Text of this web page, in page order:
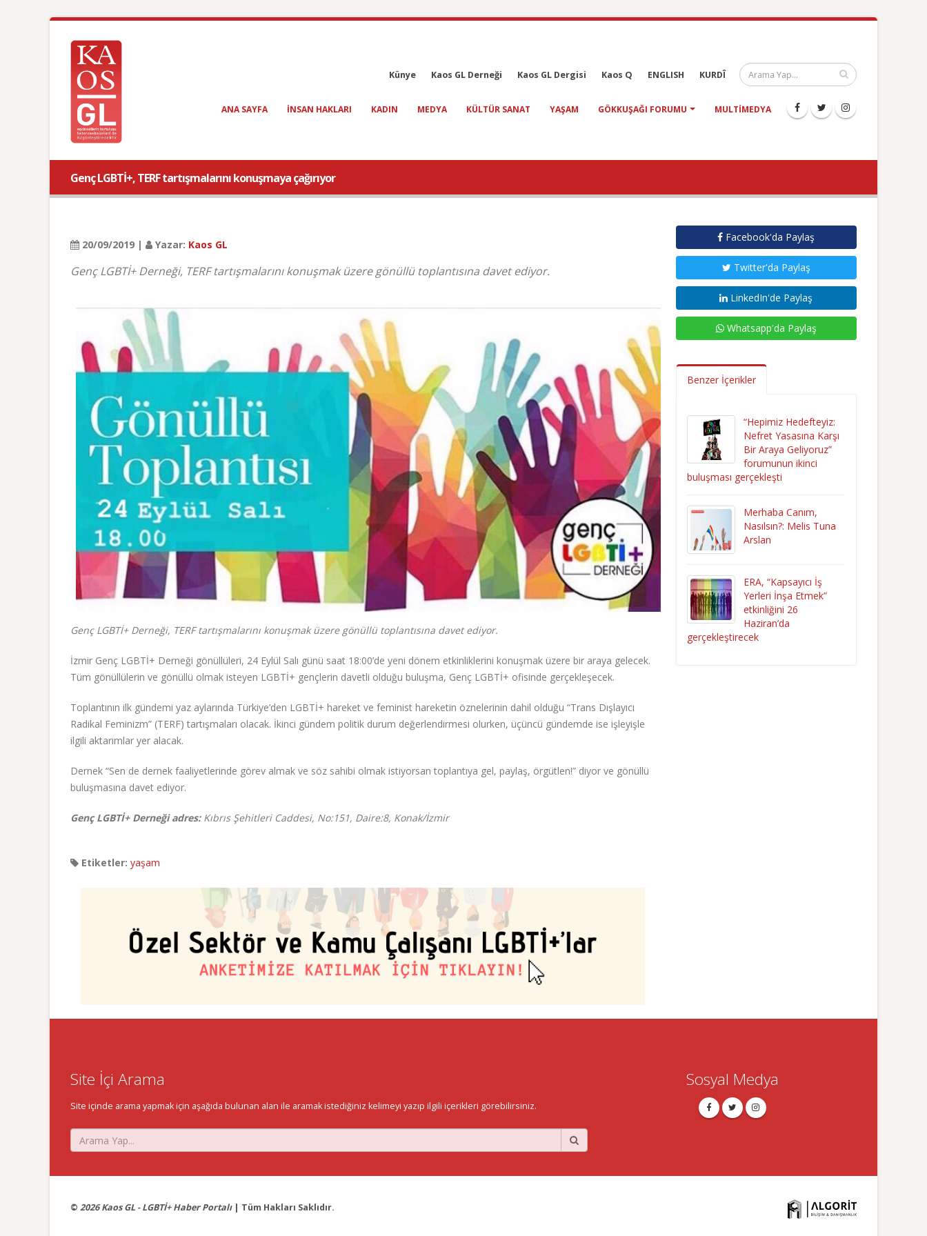
Künye Kaos GL Derneği Kaos GL Dergisi Kaos Q ENGLISH KURDÎ
ANA SAYFA INSAN HAKLARI KADIN MEDYA KÜLTÜR SANAT YAŞAM GÖKKUŞAĞI FORUMU MULTIMEDYA
Genç LGBTİ+, TERF tartışmalarını konuşmaya çağırıyor
20/09/2019 | Yazar: Kaos GL
Genç LGBTİ+ Derneği, TERF tartışmalarını konuşmak üzere gönüllü toplantısına davet ediyor.
Genç LGBTİ+ Derneği, TERF tartışmalarını konuşmak üzere gönüllü toplantısına davet ediyor.
İzmir Genç LGBTİ+ Derneği gönüllüleri, 24 Eylül Salı günü saat 18:00’de yeni dönem etkinliklerini konuşmak üzere bir araya gelecek.
Tüm gönüllülerin ve gönüllü olmak isteyen LGBTİ+ gençlerin davetli olduğu buluşma, Genç LGBTİ+ ofisinde gerçekleşecek.
Toplantının ilk gündemi yaz aylarında Türkiye’den LGBTİ+ hareket ve feminist hareketin öznelerinin dahil olduğu “Trans Dışlayıcı
Radikal Feminizm” (TERF) tartışmaları olacak. İkinci gündem politik durum değerlendirmesi olurken, üçüncü gündemde ise işleyişle
ilgili aktarımlar yer alacak.
Dernek “Sen de dernek faaliyetlerinde görev almak ve söz sahibi olmak istiyorsan toplantıya gel, paylaş, örgütlen!” diyor ve gönüllü
buluşmasına davet ediyor.
Genç LGBTİ+ Derneği adres:Kıbrıs Şehitleri Caddesi, No:151, Daire:8, Konak/İzmir
Etiketler: yaşam
Facebook'da Paylaş
Twitter'da Paylaş
LinkedIn'de Paylaş
Whatsapp'da Paylaş
Benzer İçerikler
“Hepimiz Hedefteyiz:
Nefret Yasasına Karşı
Bir Araya Geliyoruz”
forumunun ikinci
buluşması gerçekleşti
Merhaba Canım,
Nasılsın?: Melis Tuna
Arslan
ERA, “Kapsayıcı İş
Yerleri İnşa Etmek”
etkinliğini 26
Haziran’da
gerçekleştirecek
Site İçi Arama
Site içinde arama yapmak için aşağıda bulunan alan ile aramak istediğiniz kelimeyi yazıp ilgili içerikleri görebilirsiniz.
Sosyal Medya
© 2026 Kaos GL - LGBTİ+ Haber Portalı| Tüm Hakları Saklıdır.